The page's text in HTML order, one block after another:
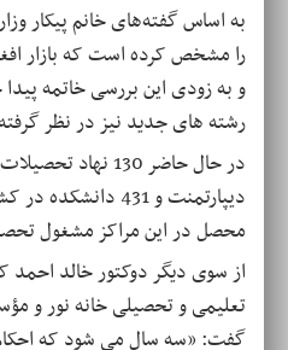
به اساس گفته‌های خانم پیکار
را مشخص کرده است که بازار
و به زودی این بررسی خاتمه
رشته های جدید نیز در نظر
محصل در این مراکز مشغول
از سوی دیگر دوکتور خالد
تعلیمی و تحصیلی خانه نور و
گفت: «سه سال می شود که